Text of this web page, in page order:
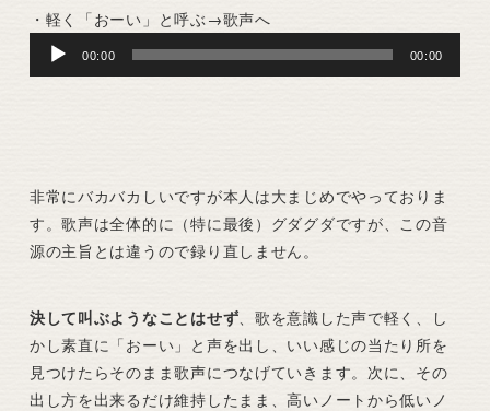
・軽く「おーい」と呼ぶ→歌声へ
Audio
Player
00:00 00:00
非常にバカバカしいですが本人は大まじめでやっておりま
す。歌声は全体的に（特に最後）グダグダですが、この音
源の主旨とは違うので録り直しません。
決して叫ぶようなことはせず 、歌を意識した声で軽く、し
かし素直に「おーい」と声を出し、いい感じの当たり所を
見つけたらそのまま歌声につなげていきます。次に、その
出し方を出来るだけ維持したまま、高いノートから低いノ